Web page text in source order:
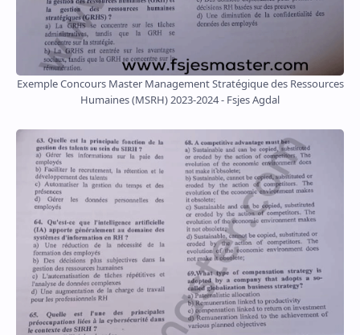
Exemple Concours Master Management Stratégique des Ressources
Humaines (MSRH) 2023-2024 - Fsjes Agdal